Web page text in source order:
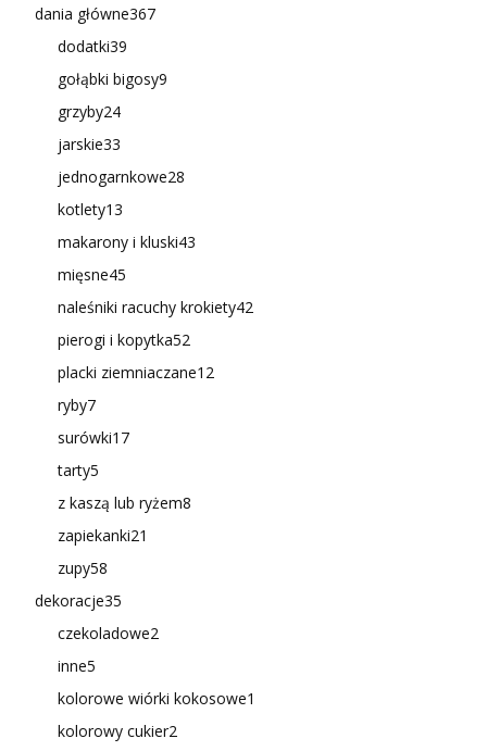
dania główne367
dodatki39
gołąbki bigosy9
grzyby24
jarskie33
jednogarnkowe28
kotlety13
makarony i kluski43
mięsne45
naleśniki racuchy krokiety42
pierogi i kopytka52
placki ziemniaczane12
ryby7
surówki17
tarty5
z kaszą lub ryżem8
zapiekanki21
zupy58
dekoracje35
czekoladowe2
inne5
kolorowe wiórki kokosowe1
kolorowy cukier2